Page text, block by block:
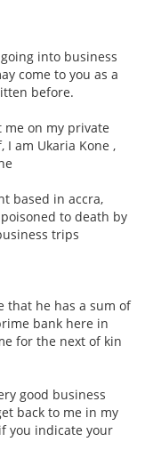
into business
come to you as a
before.
on my private
am Ukaria Kone ,
based in accra,
to death by
trips
that he has a sum of
bank here in
for the next of kin
good business
back to me in my
you indicate your